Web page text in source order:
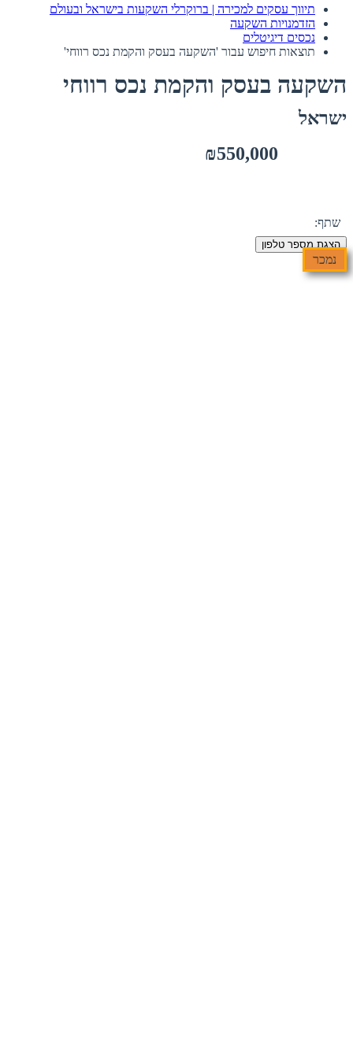
תיווך עסקים למכירה | ברוקרלי השקעות בישראל ובעולם
הזדמנויות השקעה
נכסים דיגיטלים
תוצאות חיפוש עבור 'השקעה בעסק והקמת נכס רווחי'
השקעה בעסק והקמת נכס רווחי
ישראל
₪550,000
שתף:
הצגת מספר טלפון
נמכר